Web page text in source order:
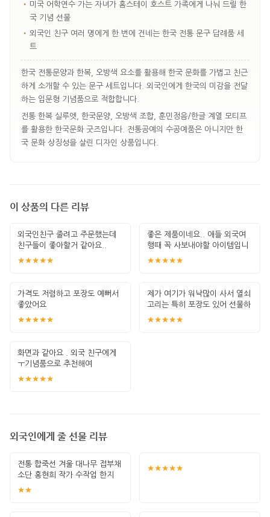
• 미국 어학연수 가는 자녀가 홈스테이 호스트 가족에게 나눠 드릴 한
국 기념 선물
• 외국인 친구 여러 명에게 한 번에 건네는 한국 전통 문구 답례품 세
트
한국 전통문양과 한복, 오방색 요소를 활용해 한국 문화를 가볍고 친근
하게 소개할 수 있는 문구 세트입니다. 외국인에게 한국의 미감을 전달
하는 입문형 기념품으로 적합합니다.
전통 한복 실루엣, 한국문양, 오방색 조합, 훈민정음/한글 계열 모티프
를 활용한 한국문화 굿즈입니다. 전통공예의 수공예품은 아니지만 한
국 문화 상징성을 살린 디자인 상품입니다.
이 상품의 다른 리뷰
외국인친구 줄려고 주문했는데
친구들이 좋아할거 같아요..
★★★★★
좋은 제품이네요.. 애들 외국여
행때 꼭 사보내야할 아이템입니
다. 잘 썻습
★★★★★
가격도 저렴하고 포장도 예뻐서
좋았어요
★★★★★
제가 여기가 워낙많이 사서 열쇠
고리는 특히 포장도 있어 선물하
기 좋고 퀄
★★★★★
화면과 같아요 . 외국 친구에게
ㅜ기념품으로 추천해여
★★★★★
외국인에게 줄 선물 리뷰
전통 합죽선 겨울 대나무 접부채
소단 홍현희 작가 수작업 한지
그림 고급
★★
★★★★★